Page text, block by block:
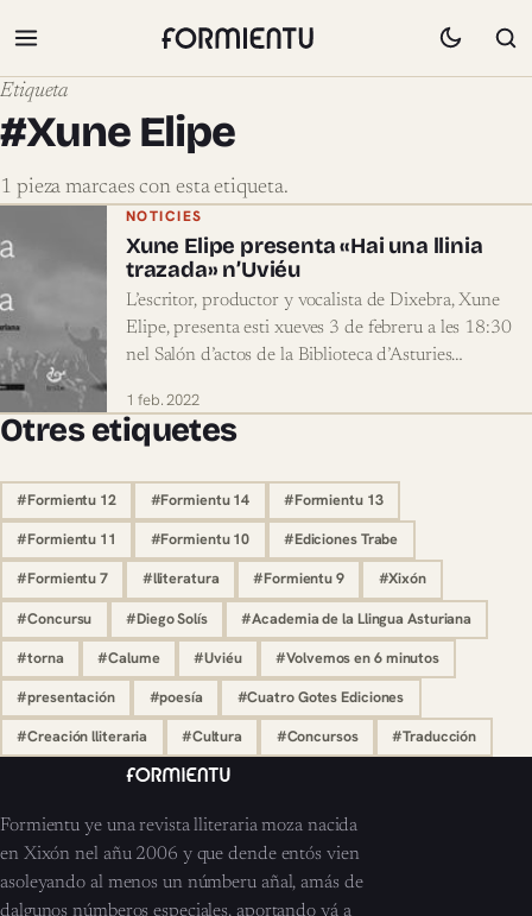
Etiqueta
#Xune Elipe
1 pieza marcaes con esta etiqueta.
Pieces marcaes con #Xune Elipe
NOTICIES
Xune Elipe presenta «Hai una llinia
trazada» n’Uviéu
L’escritor, productor y vocalista de Dixebra, Xune
Elipe, presenta esti xueves 3 de febreru a les 18:30
nel Salón d’actos de la Biblioteca d’Asturies…
1 feb. 2022
Otres etiquetes
#Formientu 12 #Formientu 14 #Formientu 13
#Formientu 11 #Formientu 10 #Ediciones Trabe
#Formientu 7 #lliteratura #Formientu 9 #Xixón
#Concursu #Diego Solís #Academia de la Llingua Asturiana
#torna #Calume #Uviéu #Volvemos en 6 minutos
#presentación #poesía #Cuatro Gotes Ediciones
#Creación lliteraria #Cultura #Concursos #Traducción
Formientu ye una revista lliteraria moza nacida
en Xixón nel añu 2006 y que dende entós vien
asoleyando al menos un númberu añal, amás de
dalgunos númberos especiales, aportando yá a